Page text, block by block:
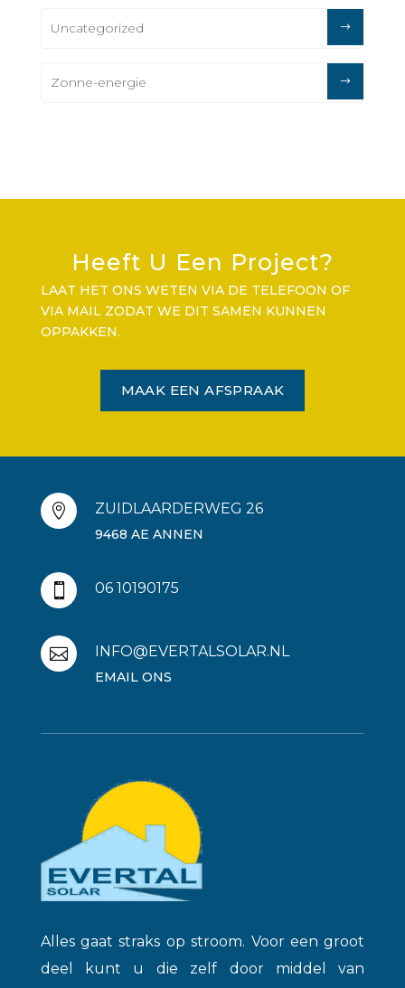
Uncategorized
Zonne-energie
Heeft U Een Project?
LAAT HET ONS WETEN VIA DE TELEFOON OF
VIA MAIL ZODAT WE DIT SAMEN KUNNEN
OPPAKKEN.
MAAK EEN AFSPRAAK
 ZUIDLAARDERWEG 26
9468 AE ANNEN
 06 10190175
 INFO@EVERTALSOLAR.NL
EMAIL ONS
Alles gaat straks op stroom. Voor een groot
deel kunt u die zelf door middel van